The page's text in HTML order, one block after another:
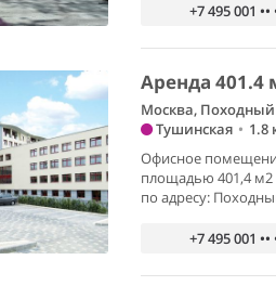
+7 495 001 ••
Аренда 401.4
Москва, Походный
Тушинская • 1.8
Офисное
площадью 401,4 м2
по адресу:
+7 495 001 ••